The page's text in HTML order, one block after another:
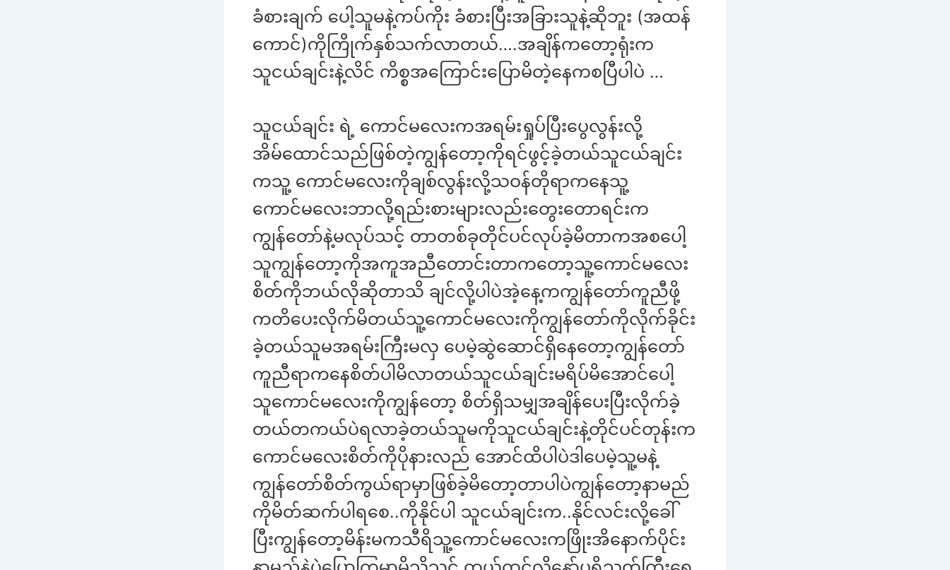
ခံစားချက် ပေါ့သူမနဲ့ကပ်ကိုး ခံစားပြီးအခြားသူနဲ့ဆိုဘူး (အထန်
ကောင်)ကိုကြိုက်နှစ်သက်လာတယ်….အချိန်ကတော့ရုံးက
သူငယ်ချင်းနဲ့လိင် ကိစ္စအကြောင်းပြောမိတဲ့နေကစပြီပါပဲ …
သူငယ်ချင်း ရဲ့ ကောင်မလေးကအရမ်းရှုပ်ပြီးပွေလွန်းလို့
အိမ်ထောင်သည်ဖြစ်တဲ့ကျွန်တော့ကိုရင်ဖွင့်ခဲ့တယ်သူငယ်ချင်း
ကသူ့ ကောင်မလေးကိုချစ်လွန်းလို့သဝန်တိုရာကနေသူ့
ကောင်မလေးဘာလို့ရည်းစားများလည်းတွေးတောရင်းက
ကျွန်တော်နဲ့မလုပ်သင့် တာတစ်ခုတိုင်ပင်လုပ်ခဲ့မိတာကအစပေါ့
သူကျွန်တော့ကိုအကူအညီတောင်းတာကတော့သူ့ကောင်မလေး
စိတ်ကိုဘယ်လိုဆိုတာသိ ချင်လို့ပါပဲအဲ့နေ့ကကျွန်တော်ကူညီဖို့
ကတိပေးလိုက်မိတယ်သူ့ကောင်မလေးကိုကျွန်တော်ကိုလိုက်ခိုင်း
ခဲ့တယ်သူမအရမ်းကြီးမလှ ပေမဲ့ဆွဲဆောင်ရှိနေတော့ကျွန်တော်
ကူညီရာကနေစိတ်ပါမိလာတယ်သူငယ်ချင်းမရိပ်မိအောင်ပေါ့
သူကောင်မလေးကိုကျွန်တော့ စိတ်ရှိသမျှအချိန်ပေးပြီးလိုက်ခဲ့
တယ်တကယ်ပဲရလာခဲ့တယ်သူမကိုသူငယ်ချင်းနဲ့တိုင်ပင်တုန်းက
ကောင်မလေးစိတ်ကိုပိုနားလည် အောင်ထိပါပဲဒါပေမဲ့သူ့မနဲ့
ကျွန်တော်စိတ်ကွယ်ရာမှာဖြစ်ခဲ့မိတော့တာပါပဲကျွန်တော့နာမည်
ကိုမိတ်ဆက်ပါရစေ..ကိုနိုင်ပါ သူငယ်ချင်းက..နိုင်လင်းလို့ခေါ်
ပြီးကျွန်တော့မိန်းမကသီရိသူ့ကောင်မလေးကဖြိုးအိနောက်ပိုင်း